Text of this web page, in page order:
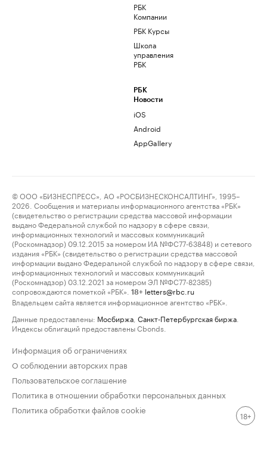
РБК
Компании
РБК Курсы
Школа
управления
РБК
РБК
Новости
iOS
Android
AppGallery
© ООО «БИЗНЕСПРЕСС», АО «РОСБИЗНЕСКОНСАЛТИНГ», 1995–
2026. Сообщения и материалы информационного агентства «РБК»
(свидетельство о регистрации средства массовой информации
выдано Федеральной службой по надзору в сфере связи,
информационных технологий и массовых коммуникаций
(Роскомнадзор) 09.12.2015 за номером ИА №ФС77-63848) и сетевого
издания «РБК» (свидетельство о регистрации средства массовой
информации выдано Федеральной службой по надзору в сфере связи,
информационных технологий и массовых коммуникаций
(Роскомнадзор) 03.12.2021 за номером ЭЛ №ФС77-82385)
сопровождаются пометкой «РБК».
18+ letters@rbc.ru
Владельцем сайта является информационное агентство «РБК».
Данные предоставлены: Мосбиржа Санкт-Петербургская биржа
Индексы облигаций предоставлены Cbonds.
Информация об ограничениях
О соблюдении авторских прав
Пользовательское соглашение
Политика в отношении обработки персональных данных
Политика обработки файлов cookie
18+